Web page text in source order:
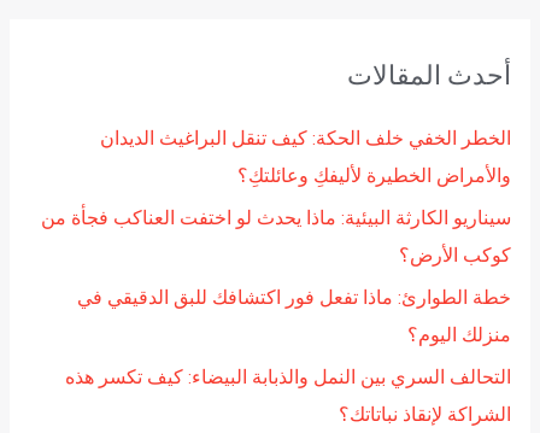
ث
أحدث المقالات
الخطر الخفي خلف الحكة: كيف تنقل البراغيث الديدان
والأمراض الخطيرة لأليفكِ وعائلتكِ؟
سيناريو الكارثة البيئية: ماذا يحدث لو اختفت العناكب فجأة من
كوكب الأرض؟
خطة الطوارئ: ماذا تفعل فور اكتشافك للبق الدقيقي في
منزلك اليوم؟
التحالف السري بين النمل والذبابة البيضاء: كيف تكسر هذه
الشراكة لإنقاذ نباتاتك؟